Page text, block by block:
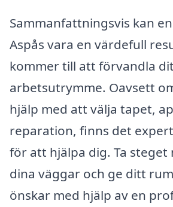
Sammanfattningsvis kan
Aspås vara en värdefull
kommer till att förvandla
arbetsutrymme. Oavsett
hjälp med att välja tapet,
reparation, finns det
för att hjälpa dig. Ta
dina väggar och ge ditt
önskar med hjälp av en